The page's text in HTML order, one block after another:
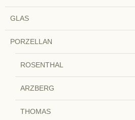
GLAS
PORZELLAN
ROSENTHAL
ARZBERG
THOMAS